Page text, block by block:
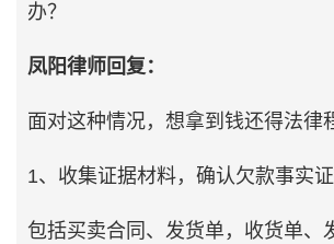
办？
凤阳律师回复：
面对这种情况，想拿到钱还得法律
1、收集证据材料，确认欠款事实证
包括买卖合同、发货单，收货单、